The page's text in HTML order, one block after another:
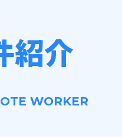
紹介
WORKER